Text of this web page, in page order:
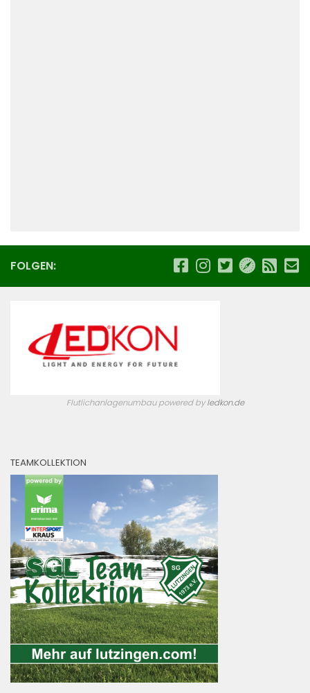
FOLGEN:
Flutlichanlagenumbau powered byledkon.de
TEAMKOLLEKTION